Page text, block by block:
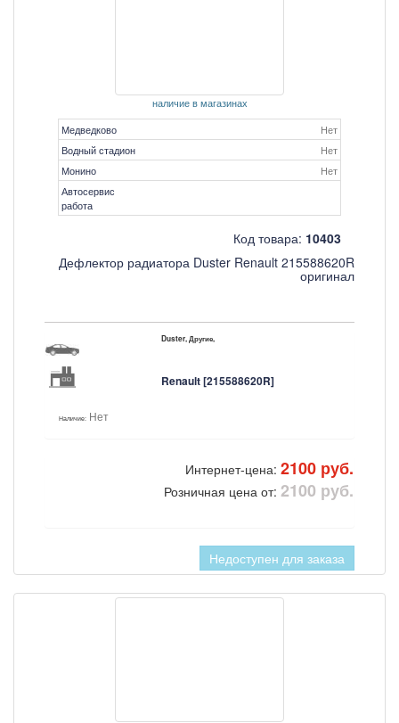
наличие в магазинах
Медведково
Нет
Водный стадион
Нет
Монино
Нет
Автосервис
работа
Код товара: 10403
Дефлектор радиатора Duster Renault 215588620R
оригинал
Duster, Другие,
Renault [215588620R]
Наличие: Нет
Интернет-цена: 2100 руб.
Розничная цена от: 2100 руб.
Недоступен для заказа